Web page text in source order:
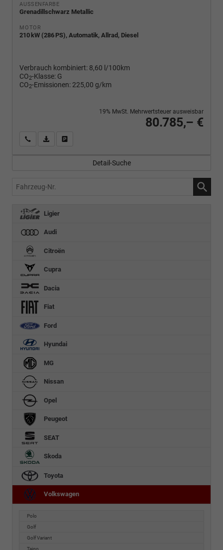
AUSSENFARBE
Grenadillschwarz Metallic
MOTOR
210 kW (286 PS), Automatik, Allrad, Diesel
Verbrauch kombiniert: 8,60 l/100km
CO2-Klasse: G
CO2-Emissionen: 225,00 g/km
80.785,– €
19% MwSt. Mehrwertsteuer ausweisbar
Wir rufen Sie anPDF-Fahrzeugexposé drucken
Detail-Suche
Fahrzeug-
Ligier
Audi
Citroën
Cupra
Dacia
Fiat
Ford
Hyundai
MG
Nissan
Opel
Peugeot
SEAT
Skoda
Toyota
Volkswagen
Polo
Golf
Golf Variant